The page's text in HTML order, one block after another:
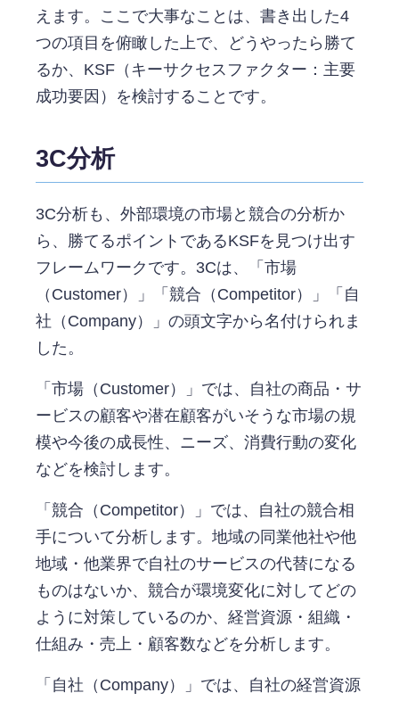
えます。ここで大事なことは、書き出した4
つの項目を俯瞰した上で、どうやったら勝て
るか、KSF（キーサクセスファクター：主要
成功要因）を検討することです。
3C分析
3C分析も、外部環境の市場と競合の分析か
ら、勝てるポイントであるKSFを見つけ出す
フレームワークです。3Cは、「市場
（Customer）」「競合（Competitor）」「自
社（Company）」の頭文字から名付けられま
した。
「市場（Customer）」では、自社の商品・サ
ービスの顧客や潜在顧客がいそうな市場の規
模や今後の成長性、ニーズ、消費行動の変化
などを検討します。
「競合（Competitor）」では、自社の競合相
手について分析します。地域の同業他社や他
地域・他業界で自社のサービスの代替になる
ものはないか、競合が環境変化に対してどの
ように対策しているのか、経営資源・組織・
仕組み・売上・顧客数などを分析します。
「自社（Company）」では、自社の経営資源